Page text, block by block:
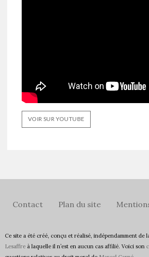
VOIR SUR YOUTUBE
Contact Plan du site
Ce site a été créé, conçu et réalisé, indépendamment de
Lesaffre à laquelle il n’est en aucun cas affilié. Voici son